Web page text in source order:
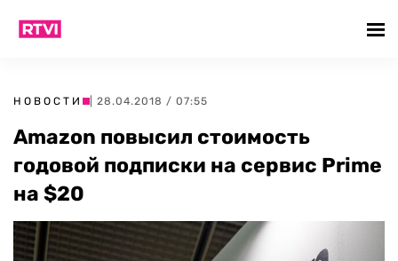
НОВОСТИ | 28.04.2018 / 07:55
Amazon повысил стоимость
годовой подписки на сервис Prime
на $20